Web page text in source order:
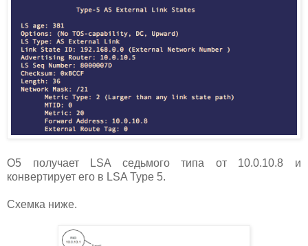
О5 получает LSA седьмого типа от 10.0.10.8 и
конвертирует его в LSA Type 5.
Схемка ниже.